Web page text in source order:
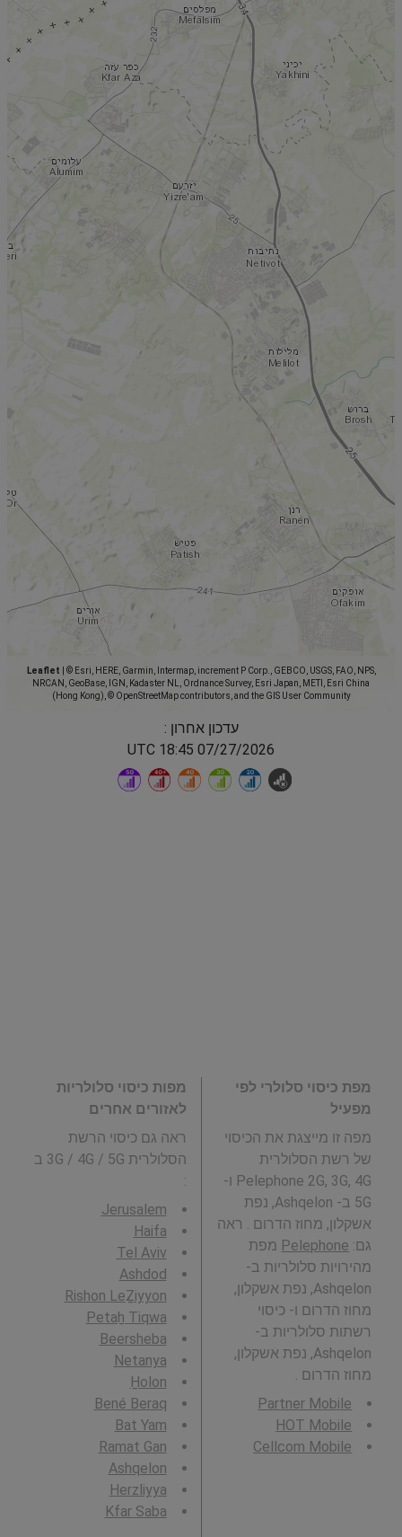
Leaflet
© Esri, HERE, Garmin, Intermap, increment P Corp., GEBCO, USGS, FAO, NPS,
NRCAN, GeoBase, IGN, Kadaster NL, Ordnance Survey, Esri Japan, METI, Esri China
(Hong Kong), © OpenStreetMap contributors, and the GIS User Community
עדכון אחרון :
07/27/2026 18:45 UTC
מפת כיסוי סלולרי לפי
מפעיל
מפה זו מייצגת את הכיסוי
של רשת הסלולרית
Pelephone 2G, 3G, 4G ו-
5G ב- Ashqelon, נפת
אשקלון, מחוז הדרום . ראה
גם: Pelephone מפת
מהירויות סלולריות ב-
Ashqelon, נפת אשקלון,
מחוז הדרום ו- כיסוי
רשתות סלולריות ב-
Ashqelon, נפת אשקלון,
מחוז הדרום .
Partner Mobile
HOT Mobile
Cellcom Mobile
מפות כיסוי סלולריות
לאזורים אחרים
ראה גם כיסוי הרשת
הסלולרית 3G / 4G / 5G ב
:
Jerusalem
Haifa
Tel Aviv
Ashdod
Rishon LeẔiyyon
Petaẖ Tiqwa
Beersheba
Netanya
H̱olon
Bené Beraq
Bat Yam
Ramat Gan
Ashqelon
Herzliyya
Kfar Saba